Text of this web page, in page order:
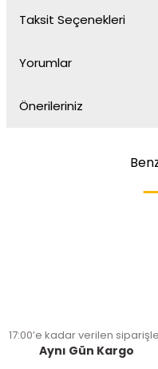
Taksit Seçenekleri
Yorumlar
Önerileriniz
17:00’e kadar verilen
Aynı Gün Kargo